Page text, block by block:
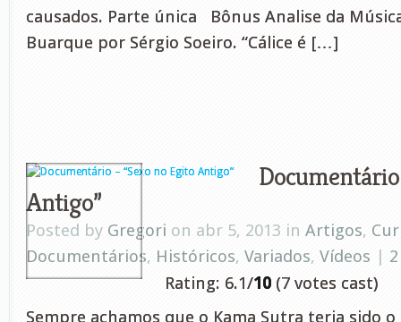
causados. Parte única Bônus Analise da Música
Buarque por Sérgio Soeiro. “Cálice é […]
Antigo”
Posted by Gregori on abr 5, 2013 in Artigos,
Documentários, Históricos, Variados, Vídeos |
Rating: 6.1/10 (7 votes cast)
Sempre achamos que o Kama Sutra teria sido